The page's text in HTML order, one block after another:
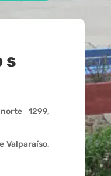
1299,
Valparaíso,